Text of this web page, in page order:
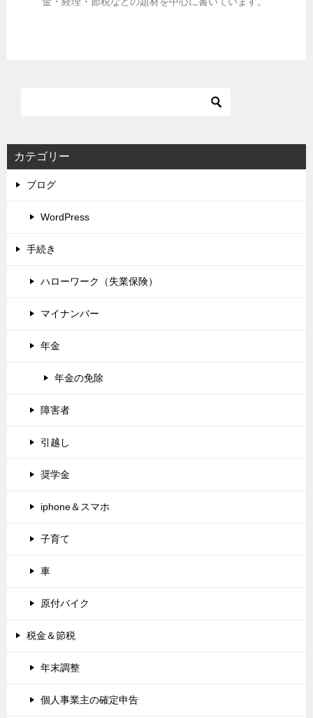
カテゴリー
ブログ
WordPress
手続き
ハローワーク（失業保険）
マイナンバー
年金
年金の免除
障害者
引越し
奨学金
iphone＆スマホ
子育て
車
原付バイク
税金＆節税
年末調整
個人事業主の確定申告